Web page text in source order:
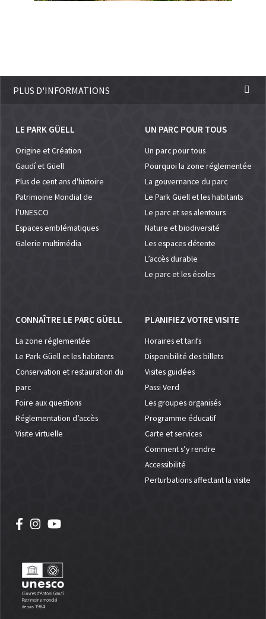
PLUS D'INFORMATIONS
LE PARK GÜELL
Origine et Création
Gaudí et Güell
Plus de cent ans d'histoire
Patrimoine Mondial de
l’UNESCO
Espaces emblématiques
Galerie multimédia
UN PARC POUR TOUS
Un parc pour tous
Pourquoi la zone réglementée
La gouvernance du parc
Le Park Güell et les habitants
Le parc et ses alentours
Nature et biodiversité
Les espaces détente
L’accès durable
Le parc et les écoles
CONNAÎTRE LE PARC GÜELL
La zone réglementée
Le Park Güell et les habitants
Conservation et restauration du
parc
Foire aux questions
Réglementation d’accès
Visite virtuelle
PLANIFIEZ VOTRE VISITE
Horaires et tarifs
Disponibilité des billets
Visites guidées
Passi Verd
Les groupes organisés
Programme éducatif
Carte et services
Comment s’y rendre
Accessibilité
Perturbations affectant la visite